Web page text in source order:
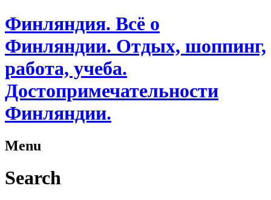
Финляндия. Всё о
Финляндии. Отдых, шоппинг,
работа, учеба.
Достопримечательности
Финляндии.
Menu
Search